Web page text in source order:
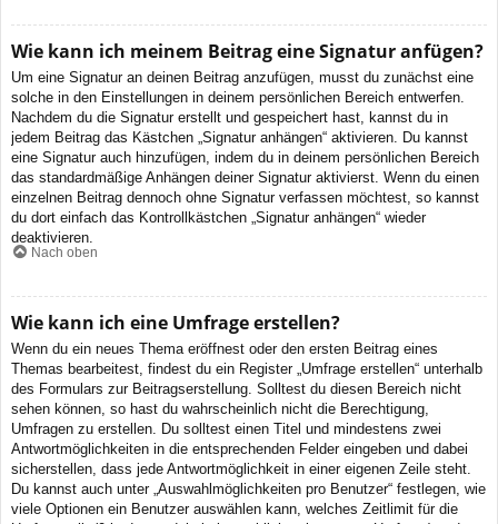
Wie kann ich meinem Beitrag eine Signatur anfügen?
Um eine Signatur an deinen Beitrag anzufügen, musst du zunächst eine
solche in den Einstellungen in deinem persönlichen Bereich entwerfen.
Nachdem du die Signatur erstellt und gespeichert hast, kannst du in
jedem Beitrag das Kästchen „Signatur anhängen“ aktivieren. Du kannst
eine Signatur auch hinzufügen, indem du in deinem persönlichen Bereich
das standardmäßige Anhängen deiner Signatur aktivierst. Wenn du einen
einzelnen Beitrag dennoch ohne Signatur verfassen möchtest, so kannst
du dort einfach das Kontrollkästchen „Signatur anhängen“ wieder
deaktivieren.
Nach oben
Wie kann ich eine Umfrage erstellen?
Wenn du ein neues Thema eröffnest oder den ersten Beitrag eines
Themas bearbeitest, findest du ein Register „Umfrage erstellen“ unterhalb
des Formulars zur Beitragserstellung. Solltest du diesen Bereich nicht
sehen können, so hast du wahrscheinlich nicht die Berechtigung,
Umfragen zu erstellen. Du solltest einen Titel und mindestens zwei
Antwortmöglichkeiten in die entsprechenden Felder eingeben und dabei
sicherstellen, dass jede Antwortmöglichkeit in einer eigenen Zeile steht.
Du kannst auch unter „Auswahlmöglichkeiten pro Benutzer“ festlegen, wie
viele Optionen ein Benutzer auswählen kann, welches Zeitlimit für die